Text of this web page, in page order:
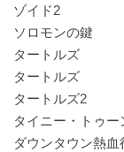
ゾイド2
ソロモンの鍵
タートルズ
タートルズ
タートルズ2
タイニー・トゥ
ダウンタウン熱